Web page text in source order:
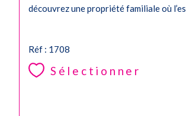
découvrez une propriété familiale où
Réf : 1708
Sélectionner